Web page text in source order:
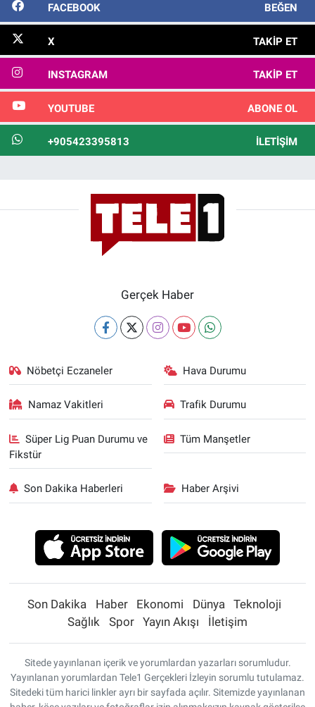
FACEBOOK BEĞEN
X TAKIP ET
INSTAGRAM TAKIP ET
YOUTUBE ABONE OL
+905423395813 İLETIŞIM
Gerçek Haber
Nöbetçi Eczaneler Hava Durumu
Namaz Vakitleri Trafik Durumu
Süper Lig Puan Durumu ve
Fikstür
Tüm Manşetler
Son Dakika Haberleri Haber Arşivi
Son Dakika Haber Ekonomi Dünya
Teknoloji
Sağlık
Spor Yayın Akışı İletişim
Sitede yayınlanan içerik ve yorumlardan yazarları sorumludur.
Yayınlanan yorumlardan Tele1 Gerçekleri İzleyin sorumlu tutulamaz.
Sitedeki tüm harici linkler ayrı bir sayfada açılır. Sitemizde yayınlanan